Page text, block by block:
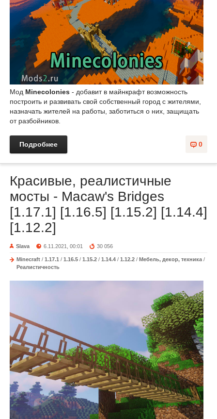
Мод Minecolonies - добавит в майнкрафт возможность
построить и развивать свой собственный город с жителями,
назначать жителей на работы, заботиться о них, защищать
от разбойников.
0
Подробнее
Красивые, реалистичные
мосты - Macaw's Bridges
[1.17.1] [1.16.5] [1.15.2] [1.14.4]
[1.12.2]
Slava 6.11.2021, 00:01 30 056
Minecraft / 1.17.1 / 1.16.5 / 1.15.2 / 1.14.4 / 1.12.2 / Мебель, декор, техника /
Реалистичность